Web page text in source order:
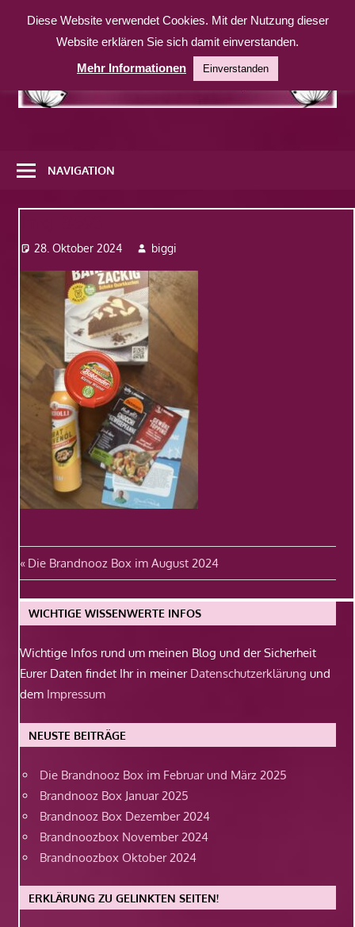
Inhalt
weitere
Website
NAVIGATION
28. Oktober 2024 biggi
Beitragsnavigation
Vorheriger
Beitrag:
Die Brandnooz Box im August 2024
WICHTIGE WISSENWERTE INFOS
Wichtige Infos rund um meinen Blog und der Sicherheit
Eurer Daten findet Ihr in meiner Datenschutzerklärung und
dem Impressum
NEUSTE BEITRÄGE
Die Brandnooz Box im Februar und März 2025
Brandnooz Box Januar 2025
Brandnooz Box Dezember 2024
Brandnoozbox November 2024
Brandnoozbox Oktober 2024
ERKLÄRUNG ZU GELINKTEN SEITEN!
Diese Website verwendet Cookies. Mit der Nutzung dieser
Website erklären Sie sich damit einverstanden.
Mehr Informationen
Einverstanden